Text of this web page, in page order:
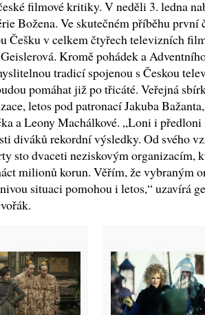
filmové kritiky. V neděli 3. ledna
Božena. Ve skutečném příběhu první
Češku v celkem čtyřech televizních
Kromě pohádek a
tradicí spojenou s Českou
pomáhat již po třicáté. Veřejná
letos pod patronací Jakuba
a Leony Machálkové. „Loni i
diváků rekordní výsledky. Od svého
sto dvaceti neziskovým organizacím,
milionů korun. Věřím, že vybraným
situaci pomohou i letos,“ uzavírá